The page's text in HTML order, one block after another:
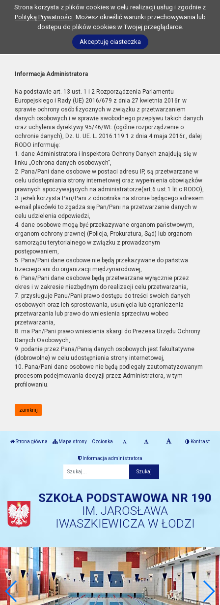
Strona korzysta z plików cookies w celu realizacji usług i zgodnie z
Polityką Prywatności. Możesz określić warunki przechowywania lub
dostępu do plików cookies w Twojej przeglądarce.
Akceptuję ciasteczka
Informacja Administratora
Na podstawie art. 13 ust. 1 i 2 Rozporządzenia Parlamentu
Europejskiego i Rady (UE) 2016/679 z dnia 27 kwietnia 2016r. w
sprawie ochrony osób fizycznych w związku z przetwarzaniem
danych osobowych i w sprawie swobodnego przepływu takich danych
oraz uchylenia dyrektywy 95/46/WE (ogólne rozporządzenie o
ochronie danych), Dz. U. UE. L. 2016.119.1 z dnia 4 maja 2016r., dalej
RODO informuję:
1. dane Administratora i Inspektora Ochrony Danych znajdują się w
linku „Ochrona danych osobowych”,
2. Pana/Pani dane osobowe w postaci adresu IP, są przetwarzane w
celu udostępniania strony internetowej oraz wypełnienia obowiązków
prawnych spoczywających na administratorze(art.6 ust.1 lit.c RODO),
3. jeżeli korzysta Pan/Pani z odnośnika na stronie będącego adresem
e-mail placówki to zgadza się Pan/Pani na przetwarzanie danych w
celu udzielenia odpowiedzi,
4. dane osobowe mogą być przekazywane organom państwowym,
organom ochrony prawnej (Policja, Prokuratura, Sąd) lub organom
samorządu terytorialnego w związku z prowadzonym
postępowaniem,
5. Pana/Pani dane osobowe nie będą przekazywane do państwa
trzeciego ani do organizacji międzynarodowej,
6. Pana/Pani dane osobowe będą przetwarzane wyłącznie przez
okres i w zakresie niezbędnym do realizacji celu przetwarzania,
7. przysługuje Panu/Pani prawo dostępu do treści swoich danych
osobowych oraz ich sprostowania, usunięcia lub ograniczenia
przetwarzania lub prawo do wniesienia sprzeciwu wobec
przetwarzania,
8. ma Pan/Pani prawo wniesienia skargi do Prezesa Urzędu Ochrony
Danych Osobowych,
9. podanie przez Pana/Panią danych osobowych jest fakultatywne
(dobrowolne) w celu udostępnienia strony internetowej,
10. Pana/Pani dane osobowe nie będą podlegały zautomatyzowanym
procesom podejmowania decyzji przez Administratora, w tym
profilowaniu.
zamknij
Strona główna Mapa strony Czcionka Kontrast
Informacja administratora
SZKOŁA PODSTAWOWA NR 190
IM. JAROSŁAWA
IWASZKIEWICZA W ŁODZI